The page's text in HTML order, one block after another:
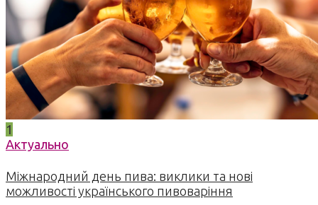
1
Актуально
Міжнародний день пива: виклики та нові
можливості українського пивоваріння